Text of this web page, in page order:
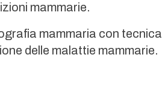
mammarie.
mammaria con tecnica
delle malattie mammarie.